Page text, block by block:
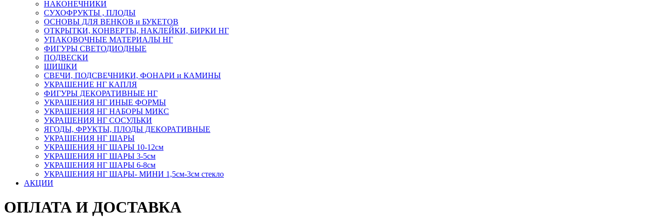
НАКОНЕЧНИКИ
СУХОФРУКТЫ , ПЛОДЫ
ОСНОВЫ ДЛЯ ВЕНКОВ и БУКЕТОВ
ОТКРЫТКИ, КОНВЕРТЫ, НАКЛЕЙКИ, БИРКИ НГ
УПАКОВОЧНЫЕ МАТЕРИАЛЫ НГ
ФИГУРЫ СВЕТОДИОДНЫЕ
ПОДВЕСКИ
ШИШКИ
СВЕЧИ, ПОДСВЕЧНИКИ, ФОНАРИ и КАМИНЫ
УКРАШЕНИЕ НГ КАПЛЯ
ФИГУРЫ ДЕКОРАТИВНЫЕ НГ
УКРАШЕНИЯ НГ ИНЫЕ ФОРМЫ
УКРАШЕНИЯ НГ НАБОРЫ МИКС
УКРАШЕНИЯ НГ СОСУЛЬКИ
ЯГОДЫ, ФРУКТЫ, ПЛОДЫ ДЕКОРАТИВНЫЕ
УКРАШЕНИЯ НГ ШАРЫ
УКРАШЕНИЯ НГ ШАРЫ 10-12см
УКРАШЕНИЯ НГ ШАРЫ 3-5см
УКРАШЕНИЯ НГ ШАРЫ 6-8см
УКРАШЕНИЯ НГ ШАРЫ- МИНИ 1,5см-3см стекло
АКЦИИ
ОПЛАТА И ДОСТАВКА